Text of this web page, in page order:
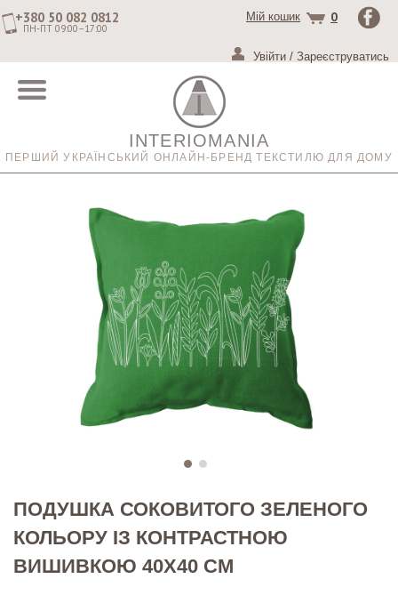
+380 50 082 0812
ПН-ПТ 09:00–17:00
Мій кошик 0
Увійти / Зареєструватись
INTERIOMANIA
ПЕРШИЙ УКРАЇНСЬКИЙ ОНЛАЙН-БРЕНД ТЕКСТИЛЮ ДЛЯ ДОМУ
ПОДУШКА СОКОВИТОГО ЗЕЛЕНОГО
КОЛЬОРУ ІЗ КОНТРАСТНОЮ
ВИШИВКОЮ 40Х40 СМ